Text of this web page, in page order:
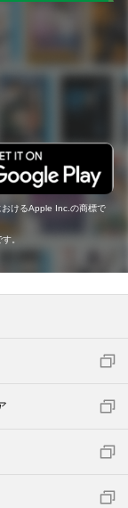
けるApple Inc.の商標で
。